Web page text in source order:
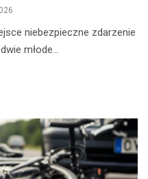
niebezpieczne zdarzenie
młode…